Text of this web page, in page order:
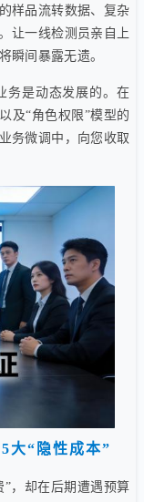
样品流转数据、复杂
让一线检测员亲自上
瞬间暴露无遗。
务是动态发展的。在
及“角色权限”模型的
务微调中，向您收取
“隐性成本”
，却在后期遭遇预算